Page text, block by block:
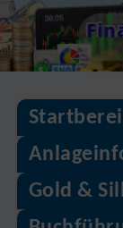
Skip
to
content
Gold &